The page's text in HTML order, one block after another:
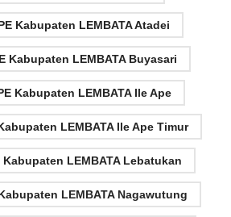
Kabupaten LEMBATA Atadei
Kabupaten LEMBATA Buyasari
Kabupaten LEMBATA Ile Ape
LEMBATA Ile Ape Timur
Kabupaten LEMBATA Lebatukan
LEMBATA Nagawutung